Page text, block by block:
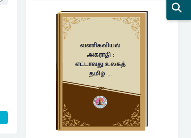
வணிகவியல்
அகராதி :
எட்டாவது உலகத்
தமிழ் ...